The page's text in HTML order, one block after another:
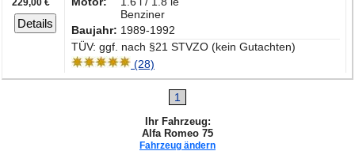
229,00 €
Details
Benziner
Baujahr: 1989-1992
TÜV: ggf. nach §21 STVZO (kein Gutachten)
(28)
1
Ihr Fahrzeug:
Alfa Romeo 75
Fahrzeug ändern